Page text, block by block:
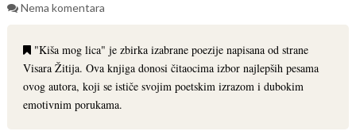
Nema komentara
"Kiša mog lica" je zbirka izabrane poezije napisana od strane
Visara Žitija. Ova knjiga donosi čitaocima izbor najlepših pesama
ovog autora, koji se ističe svojim poetskim izrazom i dubokim
emotivnim porukama.